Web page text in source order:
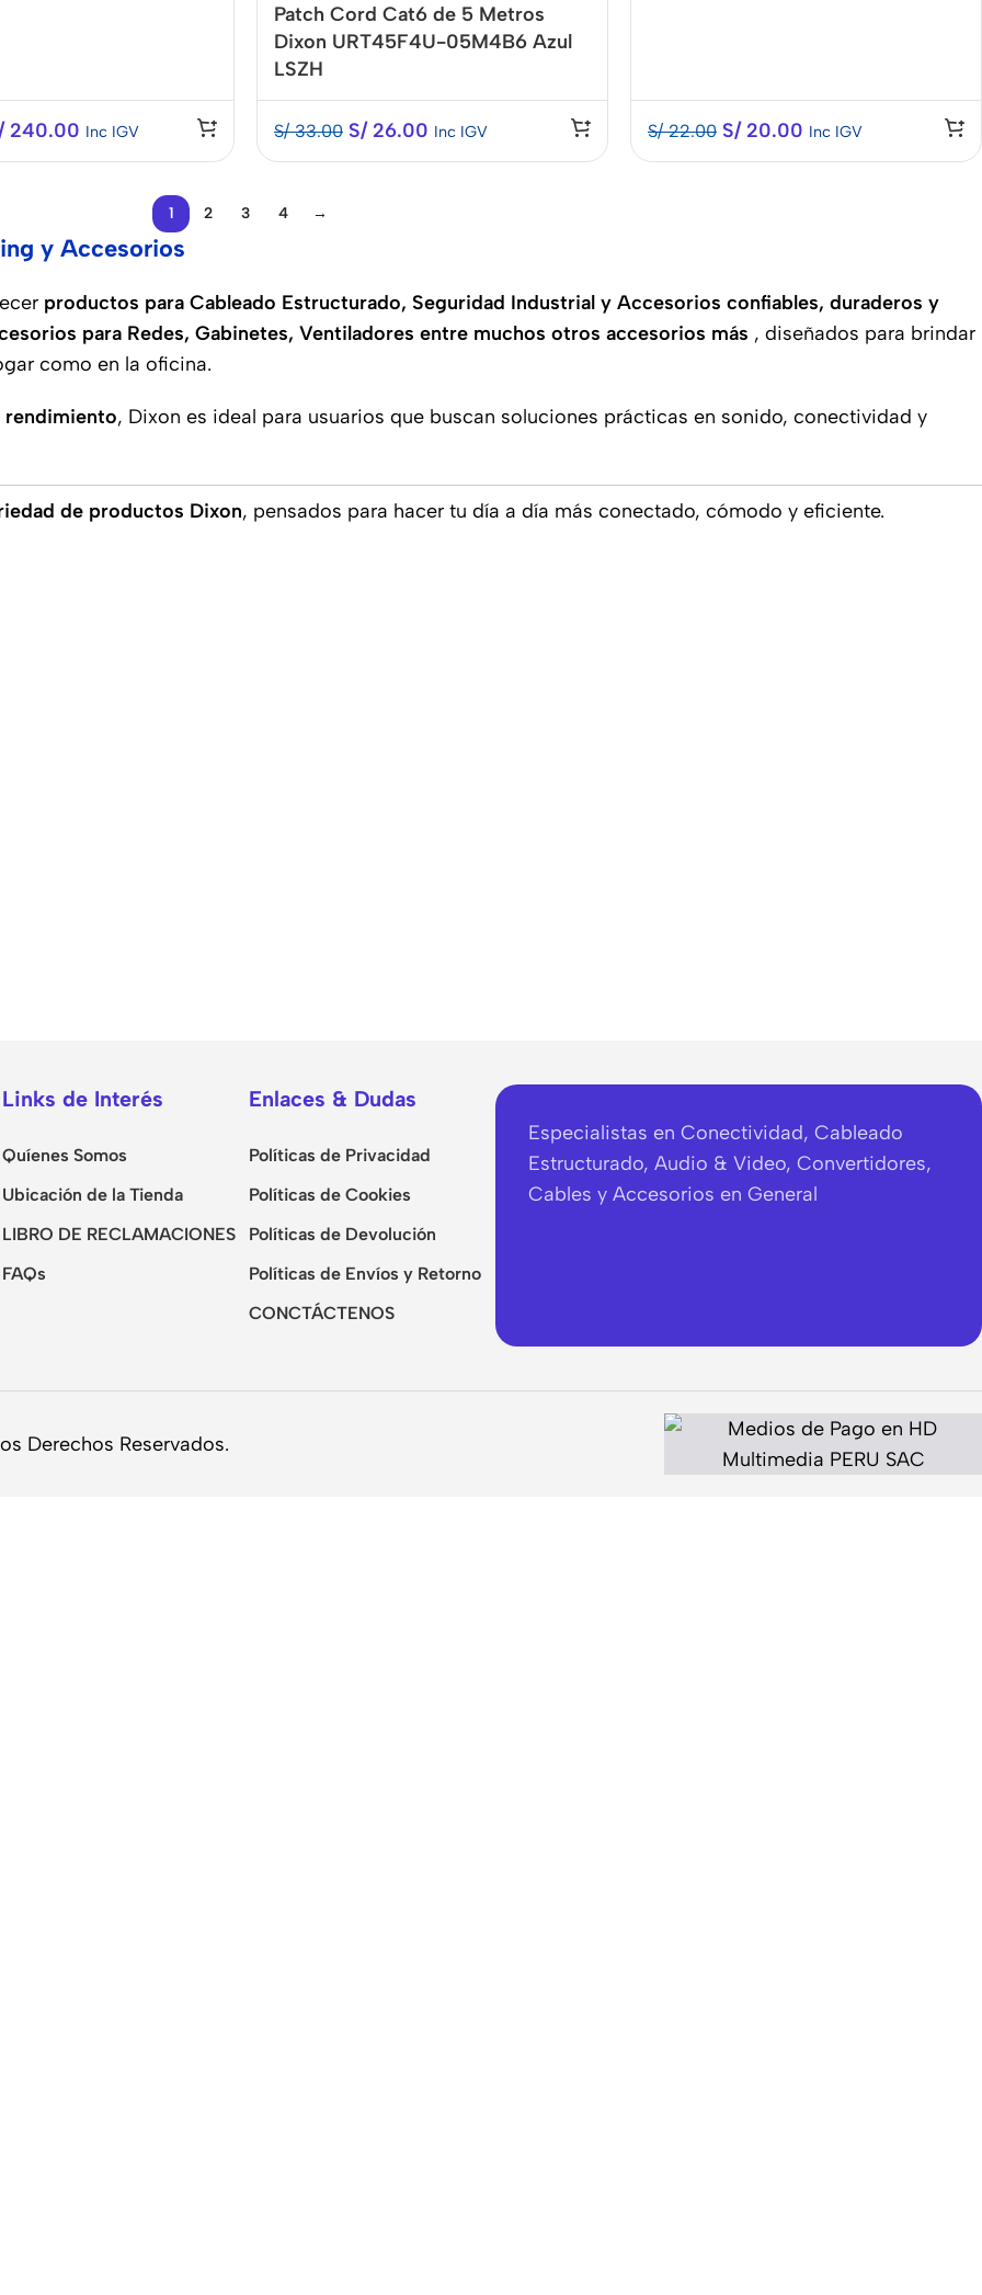
240.00 Inc IGV
Patch Cord Cat6 de 5 Metros
Dixon URT45F4U-05M4B6 Azul
LSZH
S/33.00 S/26.00 Inc IGV S/22.00 S/20.00 Inc IGV
1 2 3 4 →
y Accesorios
productos para Cableado Estructurado, Seguridad Industrial y Accesorios confiables, duraderos y
para Redes, Gabinetes, Ventiladores entre muchos otros accesorios más , diseñados para brindar
como en la oficina.
, Dixon es ideal para usuarios que buscan soluciones prácticas en sonido, conectividad y
de productos Dixon, pensados para hacer tu día a día más conectado, cómodo y eficiente.
Links de Interés
Quíenes Somos
Ubicación de la Tienda
LIBRO DE RECLAMACIONES
FAQs
Enlaces & Dudas
Políticas de Privacidad
Políticas de Cookies
Políticas de Devolución
Políticas de Envíos y Retorno
CONCTÁCTENOS
Especialistas en Conectividad, Cableado
Estructurado, Audio & Video, Convertidores,
Cables y Accesorios en General
Derechos Reservados.